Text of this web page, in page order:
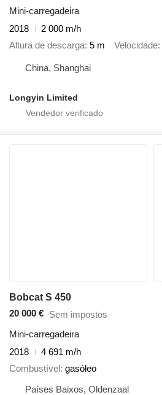
Mini-carregadeira
2018
2 000 m/h
Altura de descarga 5 m Velocidade
China, Shanghai
Longyin Limited
Bobcat S 450
20 000 € Sem impostos
Mini-carregadeira
2018
4 691 m/h
Combustível gasóleo
Países Baixos, Oldenzaal